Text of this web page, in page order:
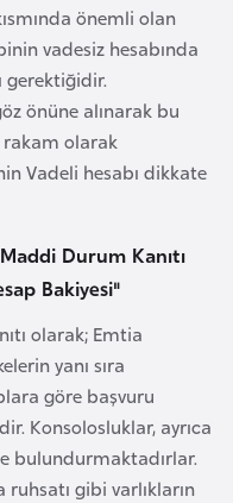
önemli olan
vadesiz hesabında
gerektiğidir.
önüne alınarak bu
olarak
Vadeli hesabı dikkate
Durum Kanıtı
Bakiyesi"
olarak; Emtia
yanı sıra
göre başvuru
Konsolosluklar, ayrıca
bulundurmaktadırlar.
gibi varlıkların